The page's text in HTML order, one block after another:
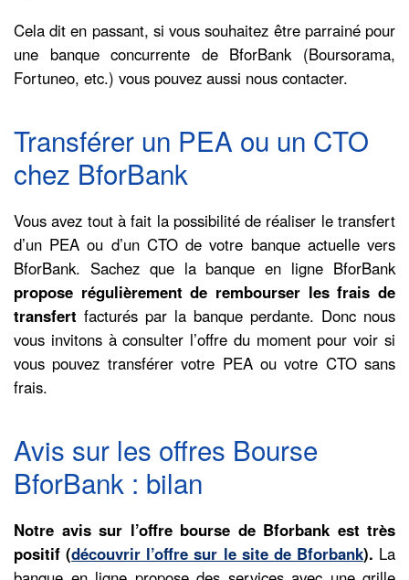
Cela dit en passant, si vous souhaitez être parrainé pour
une banque concurrente de BforBank (Boursorama,
Fortuneo, etc.) vous pouvez aussi nous contacter.
Transférer un PEA ou un CTO
chez BforBank
Vous avez tout à fait la possibilité de réaliser le transfert
d’un PEA ou d’un CTO de votre banque actuelle vers
BforBank. Sachez que la banque en ligne BforBank
propose régulièrement de rembourser les frais de
transfert facturés par la banque perdante. Donc nous
vous invitons à consulter l’offre du moment pour voir si
vous pouvez transférer votre PEA ou votre CTO sans
frais.
Avis sur les offres Bourse
BforBank : bilan
Notre avis sur l’offre bourse de Bforbank est très
positif (découvrir l’offre sur le site de Bforbank). La